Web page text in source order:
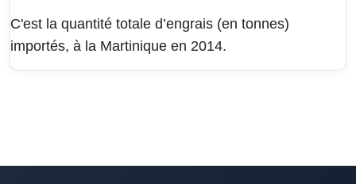
C'est la quantité totale d’engrais (en tonnes)
importés, à la Martinique en 2014.